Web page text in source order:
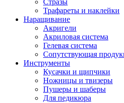
Стразы
Трафареты и наклейки
Наращивание
Акригели
Акриловая система
Гелевая система
Сопутствующая
Инструменты
Кусачки и щипчики
Ножницы и твизеры
Пушеры и шаберы
Для педикюра